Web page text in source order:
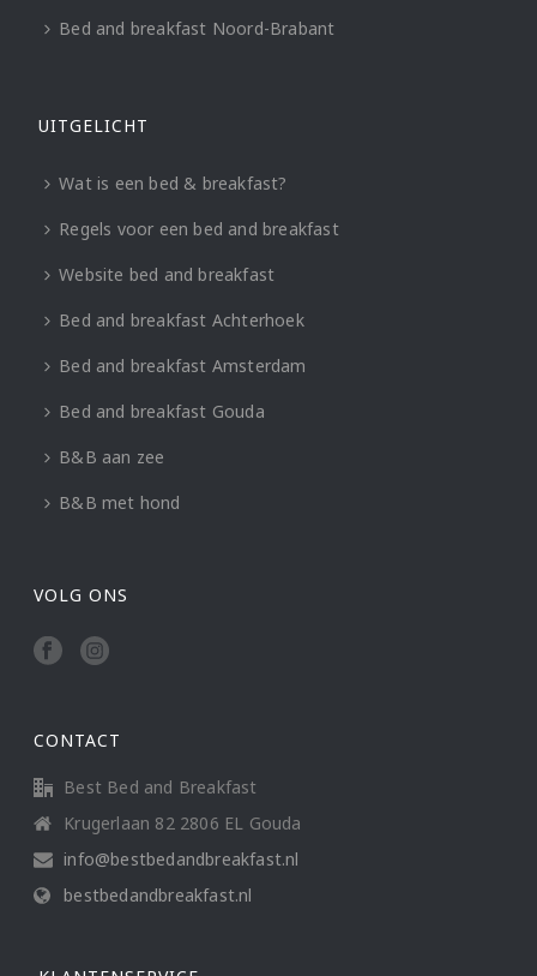
Bed and breakfast Noord-Brabant
UITGELICHT
Wat is een bed & breakfast?
Regels voor een bed and breakfast
Website bed and breakfast
Bed and breakfast Achterhoek
Bed and breakfast Amsterdam
Bed and breakfast Gouda
B&B aan zee
B&B met hond
VOLG ONS
CONTACT
Best Bed and Breakfast
Krugerlaan 82 2806 EL Gouda
info@bestbedandbreakfast.nl
bestbedandbreakfast.nl